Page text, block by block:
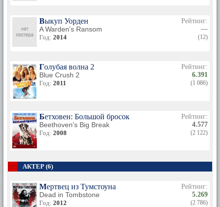
Выкуп Уорден
A Warden's Ransom
Год: 2014
Рейтинг:
—
(12)
Голубая волна 2
Blue Crush 2
Год: 2011
Рейтинг:
6.391
(1 086)
Бетховен: Большой бросок
Beethoven's Big Break
Год: 2008
Рейтинг:
4.577
(2 122)
АКТЕР (6)
Мертвец из Тумстоуна
Dead in Tombstone
Год: 2012
Рейтинг:
5.269
(2 786)